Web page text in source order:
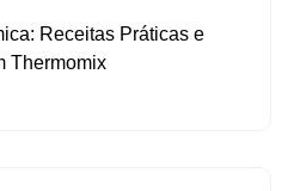
Receitas Práticas e
Thermomix